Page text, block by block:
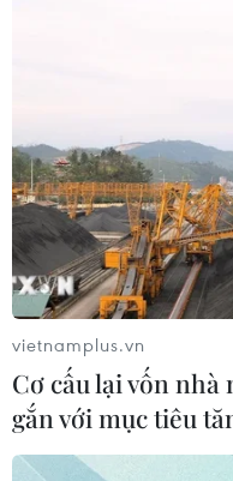
vietnamplus.vn
Cơ cấu lại vốn
gắn với mục tiêu